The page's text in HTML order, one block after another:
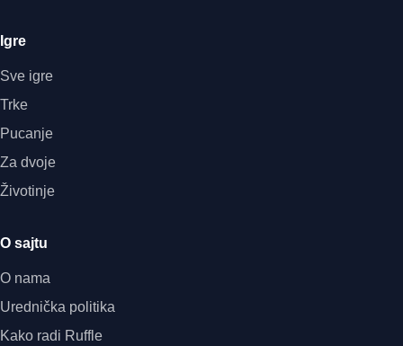
Igre
Sve igre
Trke
Pucanje
Za dvoje
Životinje
O sajtu
O nama
Urednička politika
Kako radi Ruffle